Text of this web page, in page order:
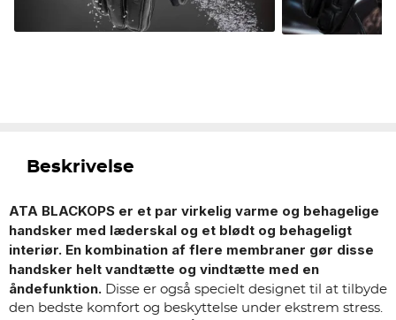
Beskrivelse
ATA BLACKOPS er et par virkelig varme og behagelige
handsker med læderskal og et blødt og behageligt
interiør. En kombination af flere membraner gør disse
handsker helt vandtætte og vindtætte med en
åndefunktion. Disse er også specielt designet til at tilbyde
den bedste komfort og beskyttelse under ekstrem stress.